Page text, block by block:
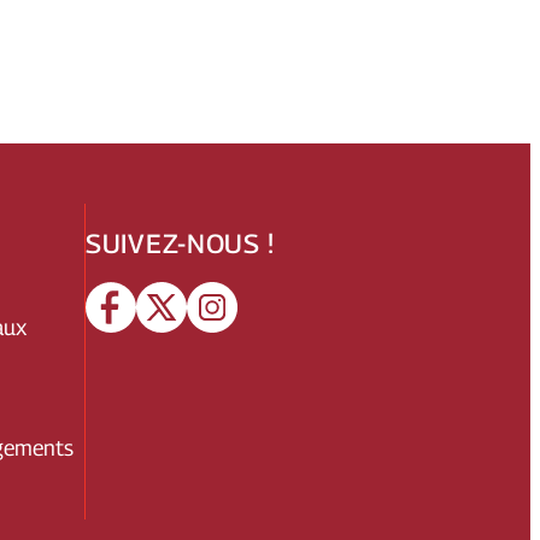
SUIVEZ-NOUS !